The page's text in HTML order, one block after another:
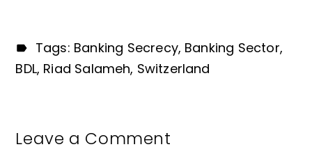
Tags: Banking Secrecy Banking Sector
BDL Riad Salameh Switzerland
Leave a Comment